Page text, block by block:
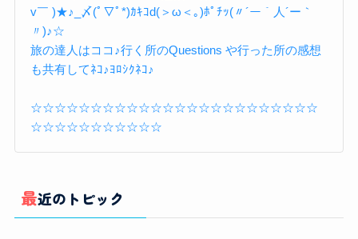
v￣ )★♪_〆(ﾟ▽ﾟ*)ｶｷｺd(＞ω＜｡)ﾎﾟﾁｯ(〃´ー｀人´ー｀
〃)♪☆
旅の達人はココ♪行く所のQuestions や行った所の感想
も共有してﾈｺ♪ﾖﾛｼｸﾈｺ♪
☆☆☆☆☆☆☆☆☆☆☆☆☆☆☆☆☆☆☆☆☆☆☆☆
☆☆☆☆☆☆☆☆☆☆☆
最近のトピック